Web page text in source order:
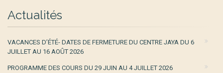
Actualités
VACANCES D’ÉTÉ- DATES DE FERMETURE DU CENTRE JAYA DU 6
JUILLET AU 16 AOÛT 2026
PROGRAMME DES COURS DU 29 JUIN AU 4 JUILLET 2026